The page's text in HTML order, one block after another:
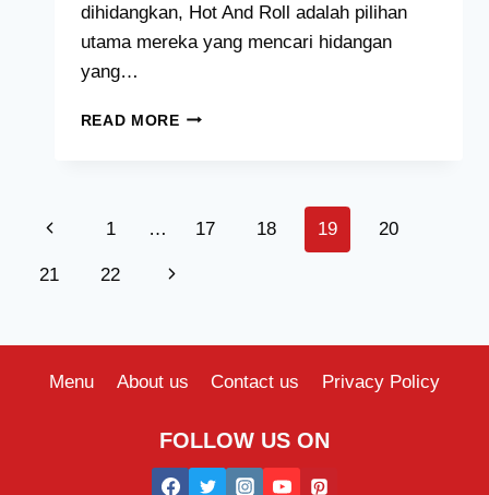
dihidangkan, Hot And Roll adalah pilihan
utama mereka yang mencari hidangan
yang…
READ MOREHOT
MALAYSIA
Page
navigation
Previous
Page
1 … 17 18 19 20
21 22
Next
Menu About us Contact us Privacy Policy
FOLLOW US ON